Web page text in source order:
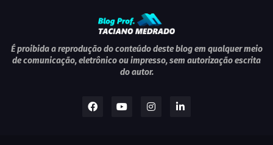
ANIVERSÁRIO DA CIDADE
ANIVERSÁRIOS (1)
APEXBRASIL (1)
É proibida a reprodução do conteúdo deste blog em qualquer meio
de comunicação, eletrônico ou impresso, sem autorização escrita
do autor.